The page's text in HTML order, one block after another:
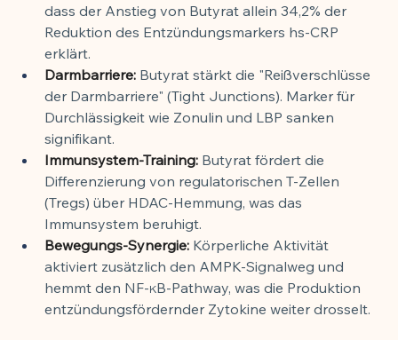
dass der Anstieg von Butyrat allein 34,2% der
Reduktion des Entzündungsmarkers hs-CRP
erklärt.
Darmbarriere: Butyrat stärkt die "Reißverschlüsse
der Darmbarriere" (Tight Junctions). Marker für
Durchlässigkeit wie Zonulin und LBP sanken
signifikant.
Immunsystem-Training: Butyrat fördert die
Differenzierung von regulatorischen T-Zellen
(Tregs) über HDAC-Hemmung, was das
Immunsystem beruhigt.
Bewegungs-Synergie: Körperliche Aktivität
aktiviert zusätzlich den AMPK-Signalweg und
hemmt den NF-κB-Pathway, was die Produktion
entzündungsfördernder Zytokine weiter drosselt.